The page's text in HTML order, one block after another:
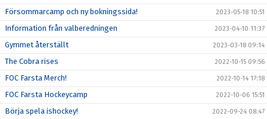
Försommarcamp och ny bokningssida! 2023-05-18 10:51
Information från valberedningen 2023-04-10 11:37
Gymmet återställt 2023-03-18 09:14
The Cobra rises 2022-10-15 09:56
FOC Farsta Merch! 2022-10-14 17:18
FOC Farsta Hockeycamp 2022-10-06 15:51
Börja spela ishockey! 2022-09-24 08:47